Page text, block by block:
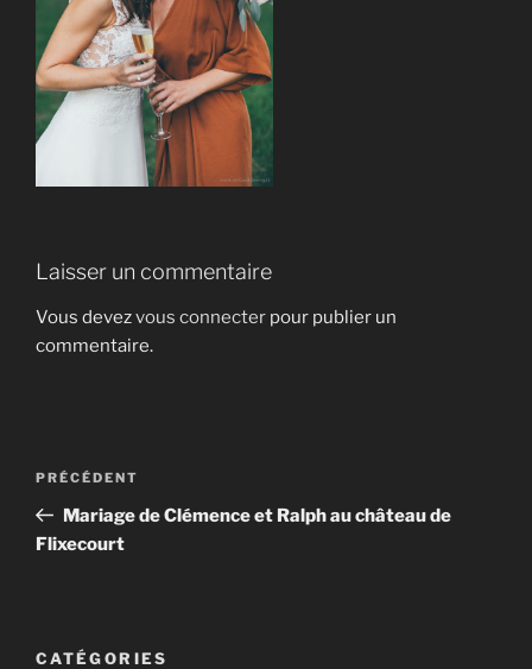
Laisser un commentaire
Vous devezvous connecter pour publier un
commentaire.
Navigation
l’article
Article
précédent
PRÉCÉDENT
Mariage de Clémence et Ralph au château de
Flixecourt
CATÉGORIES